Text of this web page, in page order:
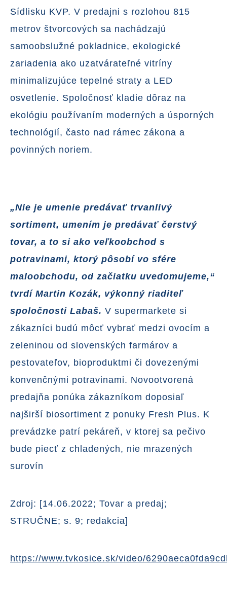
Sídlisku KVP. V predajni s rozlohou 815
metrov štvorcových sa nachádzajú
samoobslužné pokladnice, ekologické
zariadenia ako uzatvárateľné vitríny
minimalizujúce tepelné straty a LED
osvetlenie. Spoločnosť kladie dôraz na
ekológiu používaním moderných a úsporných
technológií, často nad rámec zákona a
povinných noriem.
„Nie je umenie predávať trvanlivý
sortiment, umením je predávať čerstvý
tovar, a to si ako veľkoobchod s
potravinami, ktorý pôsobí vo sfére
maloobchodu, od začiatku uvedomujeme,“
tvrdí Martin Kozák, výkonný riaditeľ
spoločnosti Labaš. V supermarkete si
zákazníci budú môcť vybrať medzi ovocím a
zeleninou od slovenských farmárov a
pestovateľov, bioproduktmi či dovezenými
konvenčnými potravinami. Novootvorená
predajňa ponúka zákazníkom doposiaľ
najširší biosortiment z ponuky Fresh Plus. K
prevádzke patrí pekáreň, v ktorej sa pečivo
bude piecť z chladených, nie mrazených
surovín
Zdroj: [14.06.2022; Tovar a predaj;
STRUČNE; s. 9; redakcia]
https://www.tvkosice.sk/video/